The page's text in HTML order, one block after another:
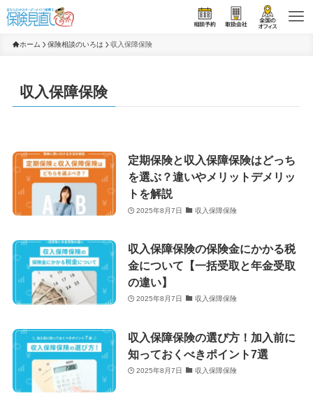
ホーム 保険相談のいろは 収入保障保険
収入保障保険
定期保険と収入保障保険はどっち
を選ぶ？違いやメリットデメリッ
トを解説
2025年8月7日 収入保障保険
収入保障保険の保険金にかかる税
金について【一括受取と年金受取
の違い】
2025年8月7日 収入保障保険
収入保障保険の選び方！加入前に
知っておくべきポイント7選
2025年8月7日 収入保障保険